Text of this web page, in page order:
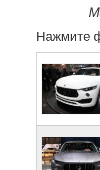
Нажмите